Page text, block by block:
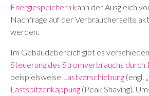
Energiespeichern kann der Ausgleich
Nachfrage auf der Verbraucherseite
werden.
Im Gebäudebereich gibt es
Steuerung des Stromverbrauchs durch
beispielsweise Lastverschiebung (engl.
Lastspitzenkappung (Peak Shaving).